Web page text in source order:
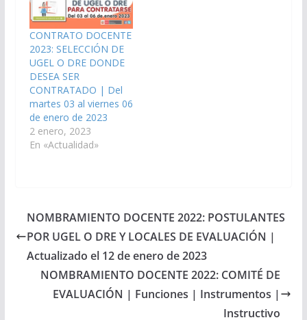
CONTRATO DOCENTE
2023: SELECCIÓN DE
UGEL O DRE DONDE
DESEA SER
CONTRATADO | Del
martes 03 al viernes 06
de enero de 2023
2 enero, 2023
En «Actualidad»
NOMBRAMIENTO DOCENTE 2022: POSTULANTES
POR UGEL O DRE Y LOCALES DE EVALUACIÓN |
Actualizado el 12 de enero de 2023
NOMBRAMIENTO DOCENTE 2022: COMITÉ DE
EVALUACIÓN | Funciones | Instrumentos |
Instructivo